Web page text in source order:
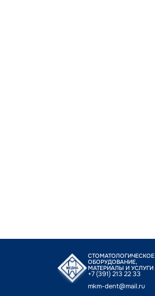
СТОМАТОЛОГИЧЕСКОЕ
ОБОРУДОВАНИЕ,
МАТЕРИАЛЫ И УСЛУГИ
+7 (391) 213 22 33
mkm-dent@mail.ru